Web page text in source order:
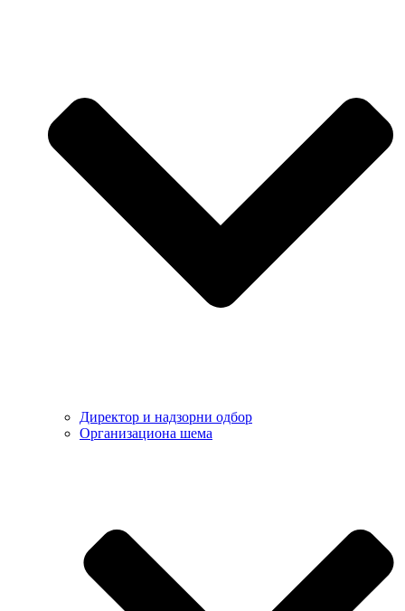
Директор и надзорни одбор
Организациона шема